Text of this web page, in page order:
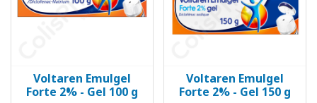
Voltaren Emulgel
Forte 2% - Gel 100 g
Voltaren Emulgel
Forte 2% - Gel 150 g